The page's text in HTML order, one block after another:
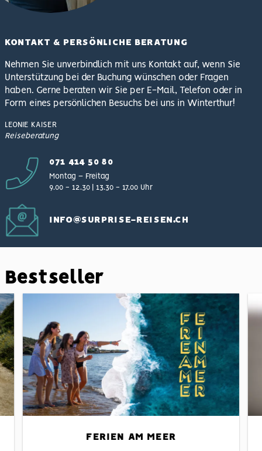
KONTAKT & PERSÖNLICHE BERATUNG
Nehmen Sie unverbindlich mit uns Kontakt auf, wenn Sie
Unterstützung bei der Buchung wünschen oder Fragen
haben. Gerne beraten wir Sie per E-Mail, Telefon oder in
Form eines persönlichen Besuchs bei uns in Winterthur!
LEONIE KAISER
Reiseberatung
071 414 50 80
Montag – Freitag
9.00 − 12.30 | 13.30 − 17.00 Uhr
INFO@SURPRISE-REISEN.CH
Bestseller
FERIEN AM MEER